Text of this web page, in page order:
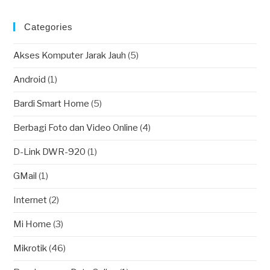
Categories
Akses Komputer Jarak Jauh (5)
Android (1)
Bardi Smart Home (5)
Berbagi Foto dan Video Online (4)
D-Link DWR-920 (1)
GMail (1)
Internet(2)
Mi Home (3)
Mikrotik(46)